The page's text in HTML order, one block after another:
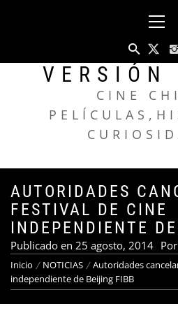
VERSIÓN
CINE
AUTORIDADES
FESTIVAL DE CINE
INDEPENDIENTE
Publicado en 25 agosto, 2014 Por
Inicio NOTICIAS
Autoridades
independiente de Beijing FIBB